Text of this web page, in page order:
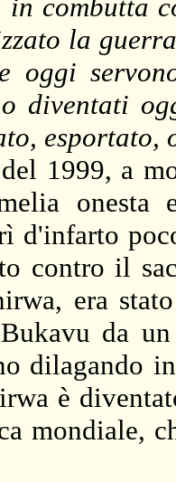
in combutta
la
oggi
diventati
esportato,
1999, a
d'infarto
contro il
era
da
dilagando
è
mondiale,